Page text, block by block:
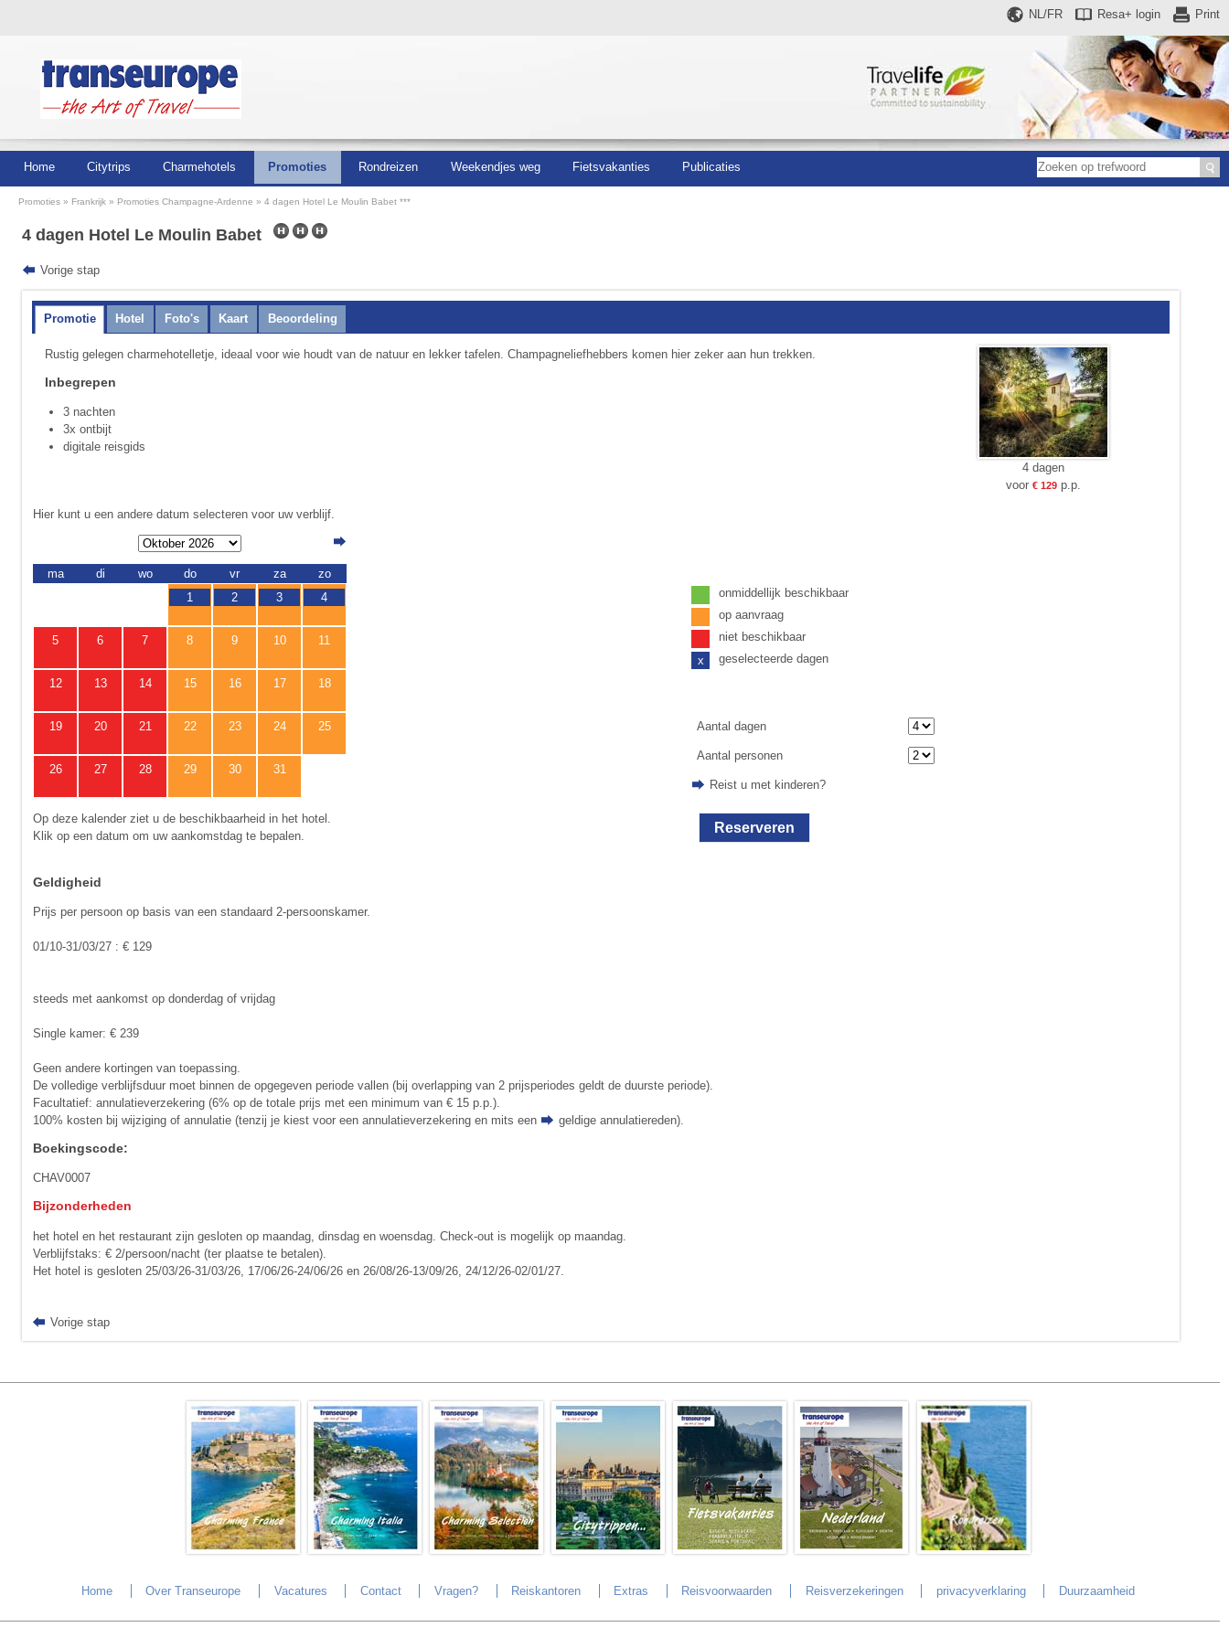
Print
Resa+ login
NL/FR
Home Citytrips Charmehotels Promoties Rondreizen Weekendjes weg Fietsvakanties Publicaties
Promoties Frankrijk Promoties Champagne-Ardenne 4 dagen Hotel Le Moulin Babet ***
4 dagen Hotel Le Moulin Babet
Vorige stap
Promotie Hotel Foto's Kaart Beoordeling
Rustig gelegen charme­hotelletje, ideaal voor wie houdt van de natuur en lekker tafelen. Champagneliefhebbers komen hier zeker aan hun trekken.
Inbegrepen
3 nachten
3x ontbijt
digitale reisgids
4 dagen
voor€ 129 p.p.
Hier kunt u een andere datum selecteren voor uw verblijf.
ma di wo do vr za
zo
1
2 3 4
5 6 7 8 9 10 11
12 13 14 15 16 17 18
19 20 21 22 23 24 25
26 27 28 29 30 31
Op deze kalender ziet u de beschikbaarheid in het hotel.
Klik op een datum om uw aankomstdag te bepalen.
onmiddellijk beschikbaar
op aanvraag
niet beschikbaar
x
geselecteerde dagen
Aantal dagen
Aantal personen
Reist u met kinderen?
Reserveren
Geldigheid
Prijs per persoon op basis van een standaard 2-persoonskamer.
01/10-31/03/27 : € 129
steeds met aankomst op donderdag of vrijdag
Single kamer: € 239
Geen andere kortingen van toepassing.
De volledige verblijfsduur moet binnen de opgegeven periode vallen (bij overlapping van 2 prijsperiodes geldt de duurste periode).
Facultatief: annulatieverzekering (6% op de totale prijs met een minimum van € 15 p.p.).
100% kosten bij wijziging of annulatie (tenzij je kiest voor een annulatieverzekering en mits een
geldige annulatiereden).
Boekingscode:
CHAV0007
Bijzonderheden
het hotel en het restaurant zijn gesloten op maandag, dinsdag en woensdag. Check-out is mogelijk op maandag.
Verblijfstaks: € 2/persoon/nacht (ter plaatse te betalen).
Het hotel is gesloten 25/03/26-31/03/26, 17/06/26-24/06/26 en 26/08/26-13/09/26, 24/12/26-02/01/27.
Vorige stap
Home Over Transeurope Vacatures Contact Vragen? Reiskantoren Extras Reisvoorwaarden Reisverzekeringen privacyverklaring Duurzaamheid